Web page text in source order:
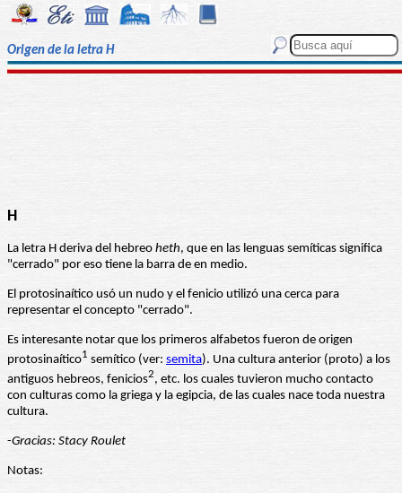
Origen de la letra H
H
La letra H deriva del hebreo heth, que en las lenguas semíticas significa
"cerrado" por eso tiene la barra de en medio.
El protosinaítico usó un nudo y el fenicio utilizó una cerca para
representar el concepto "cerrado".
Es interesante notar que los primeros alfabetos fueron de origen
protosinaítico1 semítico (ver: semita). Una cultura anterior (proto) a los
antiguos hebreos, fenicios2, etc. los cuales tuvieron mucho contacto
con culturas como la griega y la egipcia, de las cuales nace toda nuestra
cultura.
-Gracias: Stacy Roulet
Notas: